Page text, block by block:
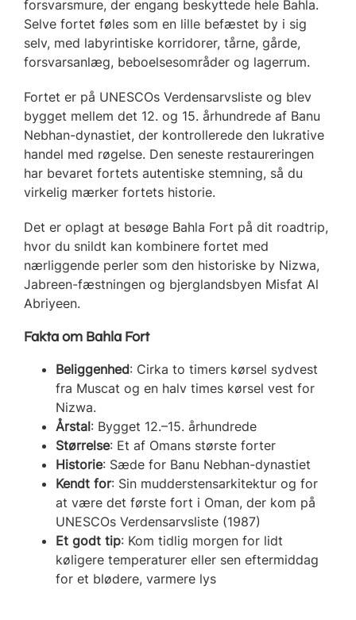
forsvarsmure, der engang beskyttede hele Bahla.
Selve fortet føles som en lille befæstet by i sig
selv, med labyrintiske korridorer, tårne, gårde,
forsvarsanlæg, beboelsesområder og lagerrum.
Fortet er på UNESCOs Verdensarvsliste og blev
bygget mellem det 12. og 15. århundrede af Banu
Nebhan-dynastiet, der kontrollerede den lukrative
handel med røgelse. Den seneste restaureringen
har bevaret fortets autentiske stemning, så du
virkelig mærker fortets historie.
Det er oplagt at besøge Bahla Fort på dit roadtrip,
hvor du snildt kan kombinere fortet med
nærliggende perler som den historiske by Nizwa,
Jabreen-fæstningen og bjerglandsbyen Misfat Al
Abriyeen.
Fakta om Bahla Fort
Beliggenhed: Cirka to timers kørsel sydvest
fra Muscat og en halv times kørsel vest for
Nizwa.
Årstal: Bygget 12.–15. århundrede
Størrelse: Et af Omans største forter
Historie: Sæde for Banu Nebhan-dynastiet
Kendt for: Sin mudderstensarkitektur og for
at være det første fort i Oman, der kom på
UNESCOs Verdensarvsliste (1987)
Et godt tip: Kom tidlig morgen for lidt
køligere temperaturer eller sen eftermiddag
for et blødere, varmere lys